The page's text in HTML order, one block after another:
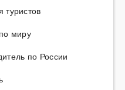
миру
по России